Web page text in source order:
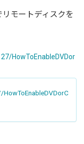
モートディスクを
HowToEnableDVDor